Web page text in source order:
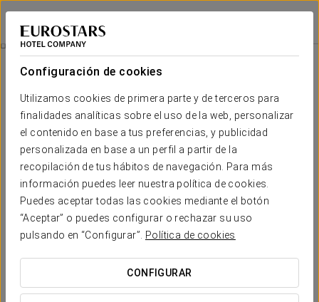
Configuración de cookies
Utilizamos cookies de primera parte y de terceros para
finalidades analíticas sobre el uso de la web, personalizar
el contenido en base a tus preferencias, y publicidad
personalizada en base a un perfil a partir de la
recopilación de tus hábitos de navegación. Para más
información puedes leer nuestra política de cookies.
Puedes aceptar todas las cookies mediante el botón
“Aceptar” o puedes configurar o rechazar su uso
pulsando en “Configurar”.
Política de cookies
CONFIGURAR
Eurostars Puerto de Ibiza
IBIZA
Restauración